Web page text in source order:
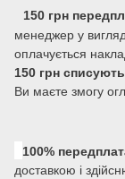
150 грн
менеджер у
оплачується
150 грн
Ви маєте змогу
100%
доставкою і